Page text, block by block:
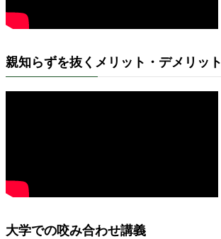
親知らずを抜くメリット・デメリット
大学での咬み合わせ講義